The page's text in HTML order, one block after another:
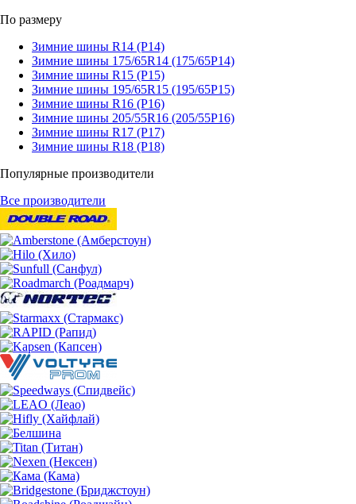
По размеру
Зимние шины R14 (Р14)
Зимние шины 175/65R14 (175/65Р14)
Зимние шины R15 (Р15)
Зимние шины 195/65R15 (195/65Р15)
Зимние шины R16 (Р16)
Зимние шины 205/55R16 (205/55Р16)
Зимние шины R17 (Р17)
Зимние шины R18 (Р18)
Популярные производители
Все производители